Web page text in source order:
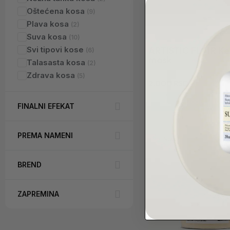
Oštećena kosa
Plava kosa
Suva kosa
Svi tipovi kose
Talasasta kosa
Zdrava kosa
FINALNI EFEKAT
PREMA NAMENI
BREND
ZAPREMINA
Dodaj u